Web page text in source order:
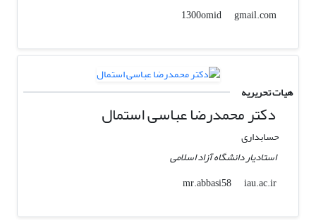
1300omid
gmail.com
هیات تحریریه
دکتر محمدرضا عباسی استمال
حسابداری
استادیار دانشگاه آزاد اسلامی
mr.abbasi58
iau.ac.ir